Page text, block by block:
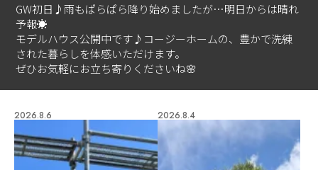
GW初日♪雨もぱらぱら降り始めましたが…明日からは晴れ
予報☀️
モデルハウス公開中です♪コージーホームの、豊かで洗練
された暮らしを体感いただけます。
ぜひお気軽にお立ち寄りくださいね🌸
2026.8.6 2026.8.4